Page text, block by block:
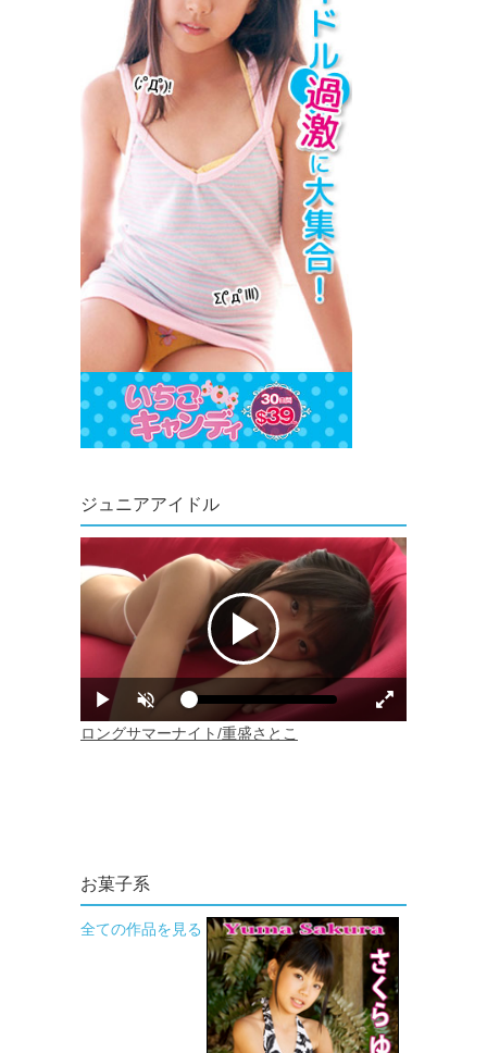
ジュニアアイドル
お菓子系
全ての作品を見る